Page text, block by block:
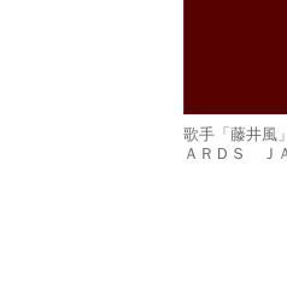
歌手「藤井風
ＡＲＤＳ Ｊ